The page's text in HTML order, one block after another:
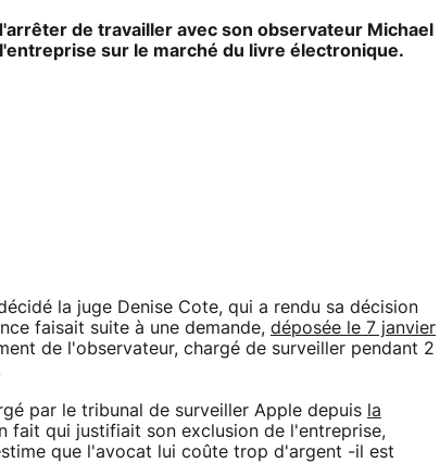
de travailler avec son observateur Michael
sur le marché du livre électronique.
la juge Denise Cote, qui a rendu sa décision
faisait suite à une demande, déposée le 7 janvier
de l'observateur, chargé de surveiller pendant 2
par le tribunal de surveiller Apple depuis la
fait qui justifiait son exclusion de l'entreprise,
que l'avocat lui coûte trop d'argent -il est